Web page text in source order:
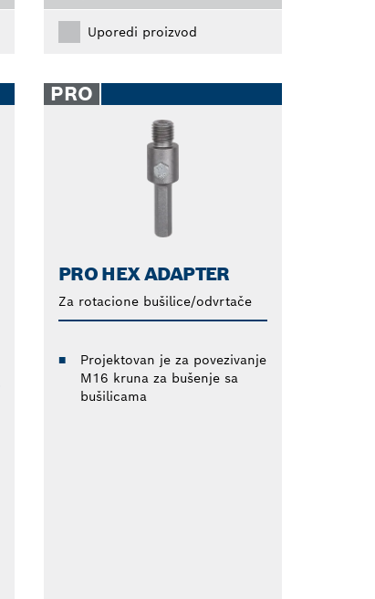
Uporedi proizvod
PRO
PRO HEX ADAPTER
Za rotacione bušilice/odvrtače
Projektovan je za povezivanje
M16 kruna za bušenje sa
bušilicama